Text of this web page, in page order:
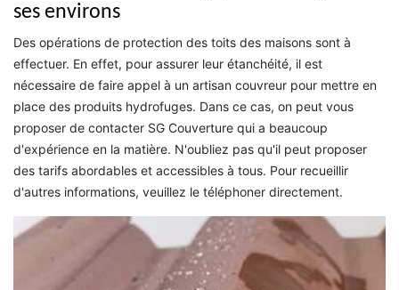
ses environs
Des opérations de protection des toits des maisons sont à
effectuer. En effet, pour assurer leur étanchéité, il est
nécessaire de faire appel à un artisan couvreur pour mettre en
place des produits hydrofuges. Dans ce cas, on peut vous
proposer de contacter SG Couverture qui a beaucoup
d'expérience en la matière. N'oubliez pas qu'il peut proposer
des tarifs abordables et accessibles à tous. Pour recueillir
d'autres informations, veuillez le téléphoner directement.